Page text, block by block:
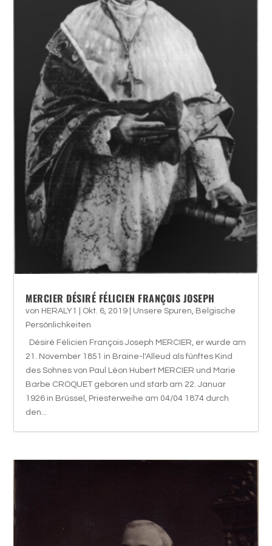
MERCIER DÉSIRÉ FÉLICIEN FRANÇOIS JOSEPH
von HERALY1 Okt. 6, 2019 Unsere Spuren Belgische
Persönlichkeiten
Désiré Félicien François Joseph MERCIER, er wurde am
21. November 1851 in Braine-l'Alleud als fünftes Kind
des Sohnes von Paul Léon Hubert MERCIER und Marie
Barbe CROQUET geboren und starb am 22. Januar
1926 in Brüssel, Priesterweihe am 04/04 1874 durch
den...